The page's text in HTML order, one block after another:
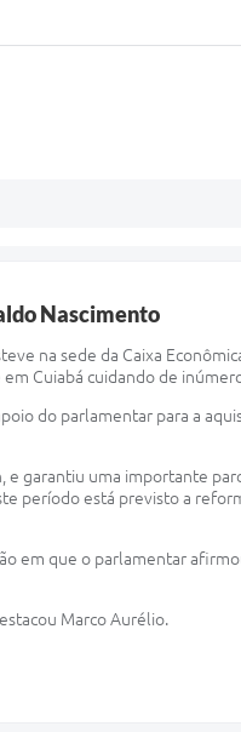
Nascimento
na sede da Caixa
Cuiabá cuidando de
do parlamentar para a
e garantiu uma importante
período está previsto a
em que o parlamentar
Marco Aurélio.